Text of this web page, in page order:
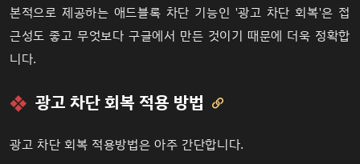
본적으로 제공하는 애드블록 차단 기능인 '광고 차단 회복'은 접
근성도 좋고 무엇보다 구글에서 만든 것이기 때문에 더욱 정확합
니다.
광고 차단 회복 적용 방법 
광고 차단 회복 적용방법은 아주 간단합니다.